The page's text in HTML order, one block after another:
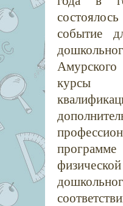
событие
курсы